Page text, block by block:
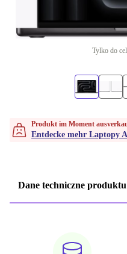
Tylko do
Produkt im Moment
Entdecke mehr Laptopy
Dane techniczne produktu